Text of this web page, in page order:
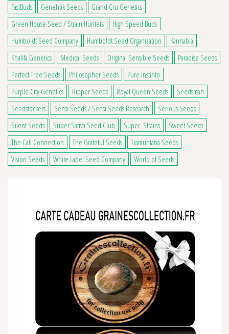
FastBuds
Genehtik Seeds
Grand Cru Genetics
Green House Seed / Strain Hunters
High Speed Buds
Humboldt Seed Company
Humboldt Seed Organization
Kannabia
Khalifa Genetics
Medical Seeds Original Sensible Seeds
Paradise Seeds
Perfect Tree Seeds
Philosopher Seeds
Pure Instinto
Purple City Genetics
Ripper Seeds Royal Queen Seeds
Seedsman
Seedstockers
Sensi Seeds / Sensi Seeds Research
Serious Seeds
Silent Seeds
Super Sativa Seed Club Super_Strains
Sweet Seeds
The Cali Connection
The Grateful Seeds
Tramuntana Seeds
Vision Seeds
White Label Seed Company World of Seeds